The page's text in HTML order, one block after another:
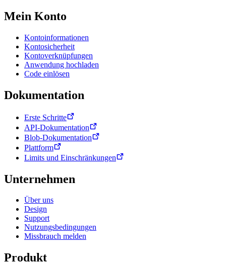
Mein Konto
Kontoinformationen
Kontosicherheit
Kontoverknüpfungen
Anwendung hochladen
Code einlösen
Dokumentation
Erste Schritte
API-Dokumentation
Blob-Dokumentation
Plattform
Limits und Einschränkungen
Unternehmen
Über uns
Design
Support
Nutzungsbedingungen
Missbrauch melden
Produkt